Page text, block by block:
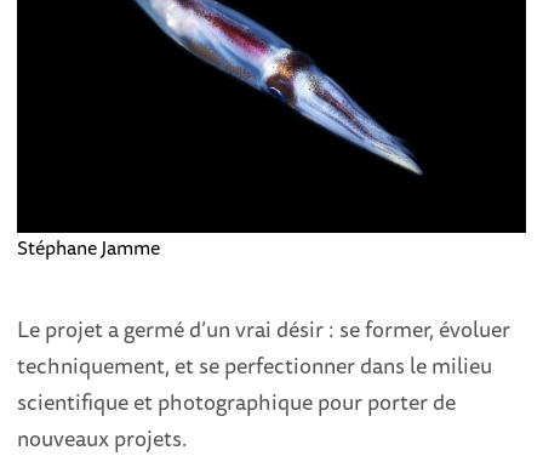
Stéphane Jamme
Le projet a germé d’un vrai désir : se former, évoluer
techniquement, et se perfectionner dans le milieu
scientifique et photographique pour porter de
nouveaux projets.